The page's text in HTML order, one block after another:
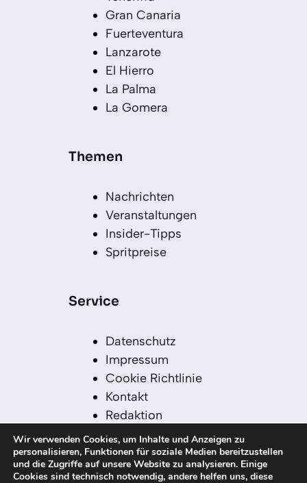
Gran Canaria
Fuerteventura
Lanzarote
El Hierro
La Palma
La Gomera
Themen
Nachrichten
Veranstaltungen
Insider-Tipps
Spritpreise
Service
Datenschutz
Impressum
Cookie Richtlinie
Kontakt
Redaktion
Redaktionelle Leitlinien
Sitemap
Einsatz von KI in der
Wir verwenden Cookies, um Inhalte und Anzeigen zu
personalisieren, Funktionen für soziale Medien bereitzustellen
und die Zugriffe auf unsere Website zu analysieren. Einige
Cookies sind technisch notwendig, andere helfen uns, diese